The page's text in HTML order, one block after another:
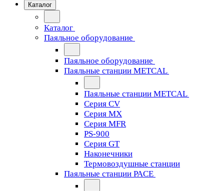
Каталог
Каталог
Паяльное оборудование
Паяльное оборудование
Паяльные станции METCAL
Паяльные станции METCAL
Серия CV
Серия MX
Серия MFR
PS-900
Серия GT
Наконечники
Термовоздушные станции
Паяльные станции PACE